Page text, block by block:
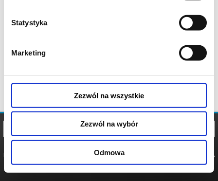
Statystyka
Marketing
Zezwól na wszystkie
Zezwól na wybór
Odmowa
POLITYKA
POLITYKA